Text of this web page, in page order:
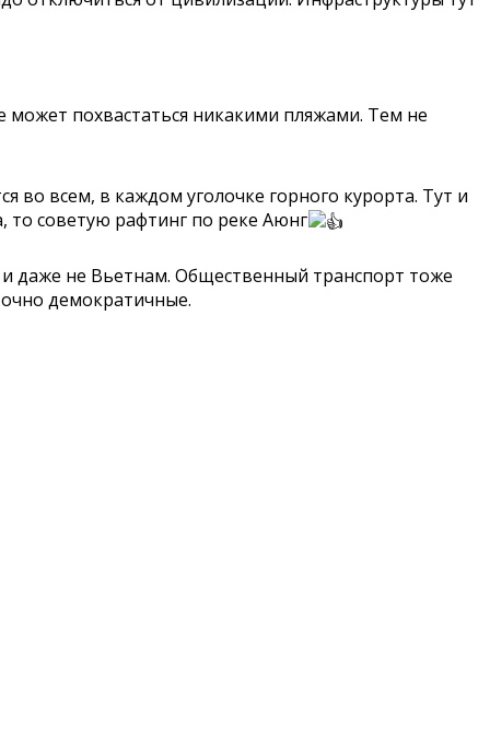
может похвастаться никакими пляжами. Тем не
всем, в каждом уголочке горного курорта. Тут и
то советую рафтинг по реке Аюнг
даже не Вьетнам. Общественный транспорт тоже
демократичные.